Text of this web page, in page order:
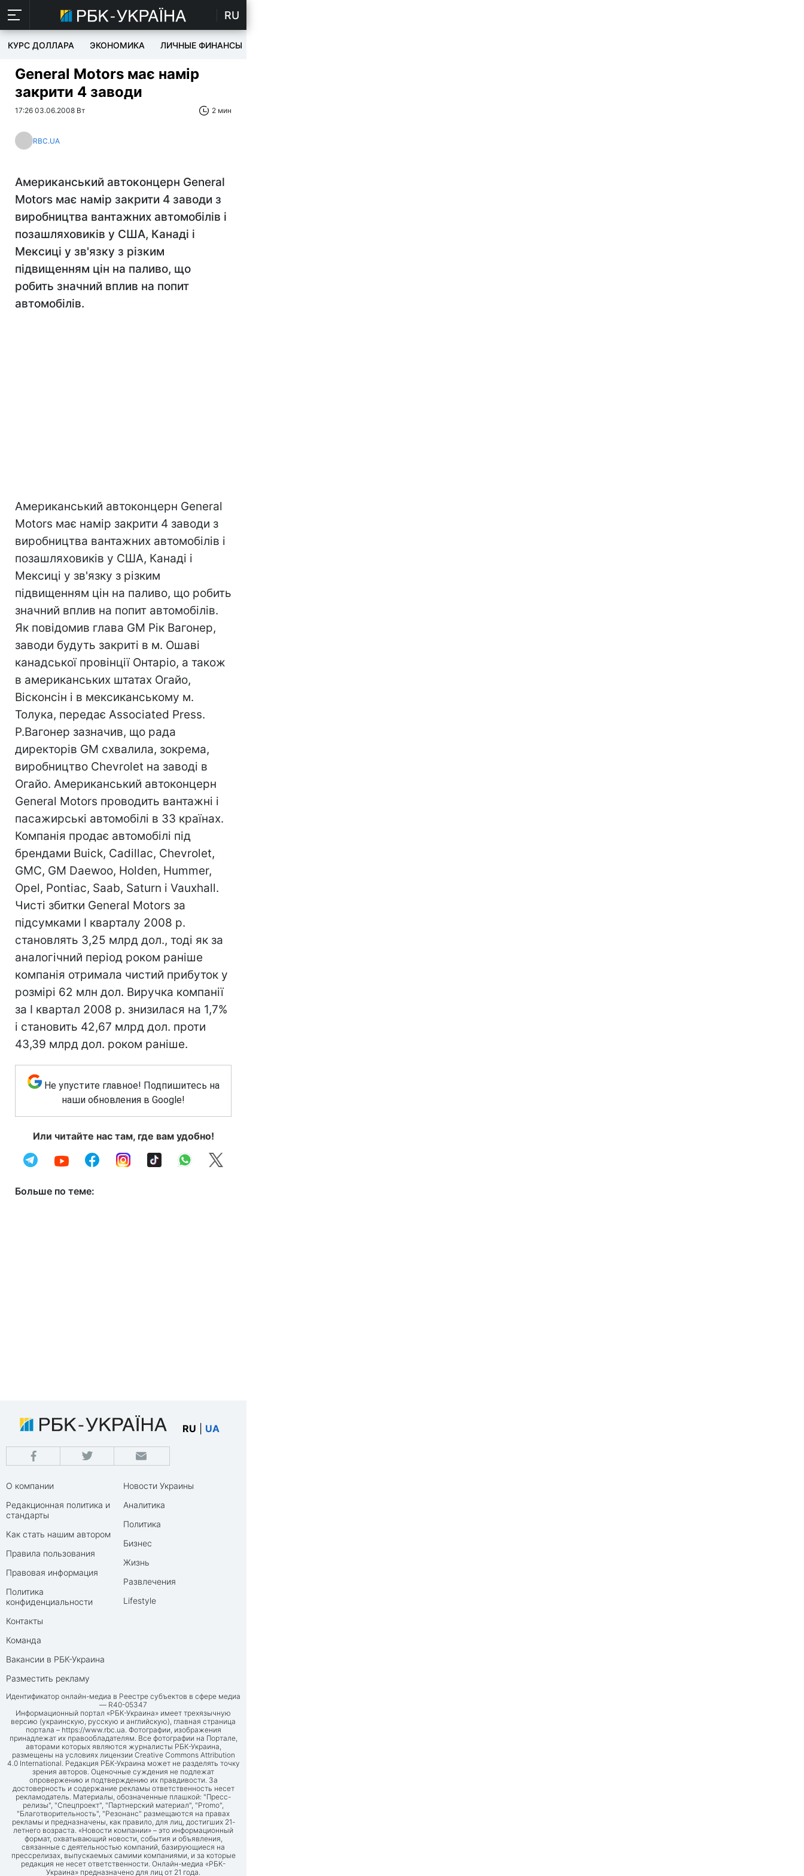
RU
КУРС ДОЛЛАРА ЭКОНОМИКА ЛИЧНЫЕ ФИНАНСЫ
General Motors має намір
закрити 4 заводи
17:26 03.06.2008 Вт 2 мин
RBC.UA
Американський автоконцерн General
Motors має намір закрити 4 заводи з
виробництва вантажних автомобілів і
позашляховиків у США, Канаді і
Мексиці у зв'язку з різким
підвищенням цін на паливо, що
робить значний вплив на попит
автомобілів.
Американський автоконцерн General
Motors має намір закрити 4 заводи з
виробництва вантажних автомобілів і
позашляховиків у США, Канаді і
Мексиці у зв'язку з різким
підвищенням цін на паливо, що робить
значний вплив на попит автомобілів.
Як повідомив глава GM Рік Вагонер,
заводи будуть закриті в м. Ошаві
канадської провінції Онтаріо, а також
в американських штатах Огайо,
Вісконсін і в мексиканському м.
Толука, передає Associated Press.
Р.Вагонер зазначив, що рада
директорів GM схвалила, зокрема,
виробництво Chevrolet на заводі в
Огайо. Американський автоконцерн
General Motors проводить вантажні і
пасажирські автомобілі в 33 країнах.
Компанія продає автомобілі під
брендами Buick, Cadillac, Chevrolet,
GMC, GM Daewoo, Holden, Hummer,
Opel, Pontiac, Saab, Saturn і Vauxhall.
Чисті збитки General Motors за
підсумками I кварталу 2008 р.
становлять 3,25 млрд дол., тоді як за
аналогічний період роком раніше
компанія отримала чистий прибуток у
розмірі 62 млн дол. Виручка компанії
за I квартал 2008 р. знизилася на 1,7%
і становить 42,67 млрд дол. проти
43,39 млрд дол. роком раніше.
Не упустите главное! Подпишитесь на
наши обновления в Google!
Или читайте нас там, где вам удобно!
Больше по теме:
RU UA
О компании
Редакционная политика и
стандарты
Как стать нашим автором
Правила пользования
Правовая информация
Политика
конфиденциальности
Контакты
Команда
Вакансии в РБК-Украина
Разместить рекламу
Новости Украины
Аналитика
Политика
Бизнес
Жизнь
Развлечения
Lifestyle
Идентификатор онлайн-медиа в Реестре субъектов в сфере медиа
— R40-05347
Информационный портал «РБК-Украина» имеет трехязычную
версию (украинскую, русскую и английскую), главная страница
портала – https://www.rbc.ua. Фотографии, изображения
принадлежат их правообладателям. Все фотографии на Портале,
авторами которых являются журналисты РБК-Украина,
размещены на условиях лицензии Creative Commons Attribution
4.0 International. Редакция РБК-Украина может не разделять точку
зрения авторов. Оценочные суждения не подлежат
опровержению и подтверждению их правдивости. За
достоверность и содержание рекламы ответственность несет
рекламодатель. Материалы, обозначенные плашкой: "Пресс-
релизы", "Спецпроект", "Партнерский материал", "Promo",
"Благотворительность", "Резонанс" размещаются на правах
рекламы и предназначены, как правило, для лиц, достигших 21-
летнего возраста. «Новости компании» – это информационный
формат, охватывающий новости, события и объявления,
связанные с деятельностью компаний, базирующиеся на
прессрелизах, выпускаемых самими компаниями, и за которые
редакция не несет ответственности. Онлайн-медиа «РБК-
Украина» предназначено для лиц от 21 года.